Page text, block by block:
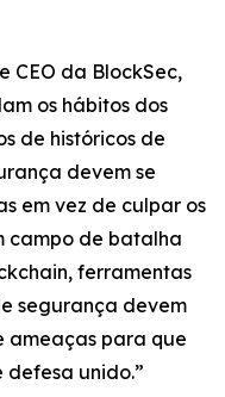
CEO da BlockSec,
os hábitos dos
de históricos de
devem se
em vez de culpar os
campo de batalha
ferramentas
segurança devem
ameaças para que
defesa unido.”